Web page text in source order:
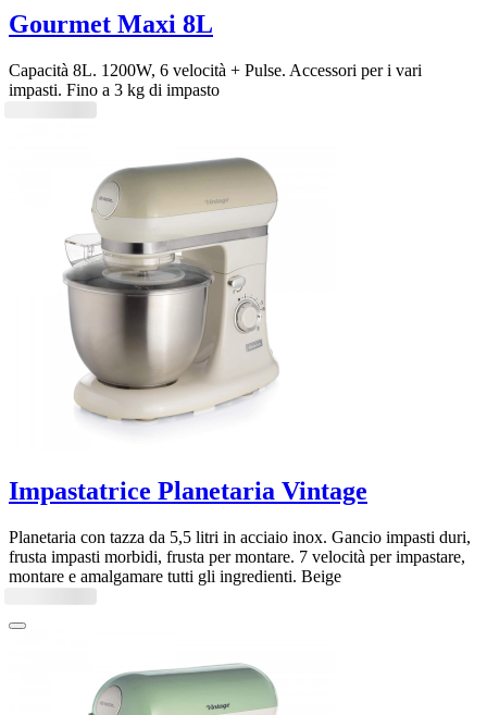
Gourmet Maxi 8L
Capacità 8L. 1200W, 6 velocità + Pulse. Accessori per i vari
impasti. Fino a 3 kg di impasto
Impastatrice Planetaria Vintage
Planetaria con tazza da 5,5 litri in acciaio inox. Gancio impasti duri,
frusta impasti morbidi, frusta per montare. 7 velocità per impastare,
montare e amalgamare tutti gli ingredienti. Beige